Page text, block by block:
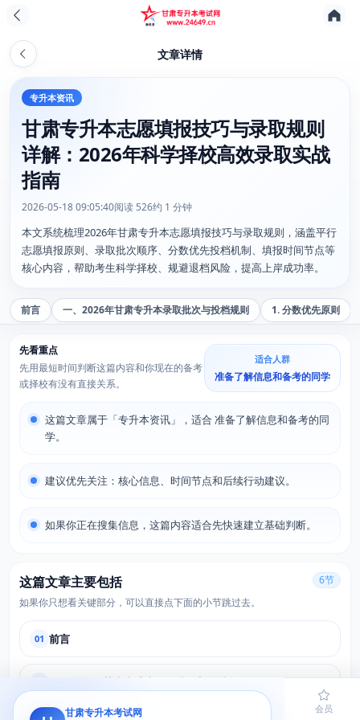
文章详情
专升本资讯
甘肃专升本志愿填报技巧与录取规则
详解：2026年科学择校高效录取实战
指南
2026-05-18 09:05:40阅读 526约 1 分钟
本文系统梳理2026年甘肃专升本志愿填报技巧与录取规则，涵盖平行
志愿填报原则、录取批次顺序、分数优先投档机制、填报时间节点等
核心内容，帮助考生科学择校、规避退档风险，提高上岸成功率。
前言 一、2026年甘肃专升本录取批次与投档规则 1. 分数优先原则
先看重点
先用最短时间判断这篇内容和你现在的备考
或择校有没有直接关系。
适合人群
准备了解信息和备考的同学
这篇文章属于「专升本资讯」，适合 准备了解信息和备考的同
学。
建议优先关注：核心信息、时间节点和后续行动建议。
如果你正在搜集信息，这篇内容适合先快速建立基础判断。
这篇文章主要包括
如果你只想看关键部分，可以直接点下面的小节跳过去。
6节
01 前言
一、2026年甘肃专升本录取批次与投档规则
甘肃专升本考试网
首页 题库 会员